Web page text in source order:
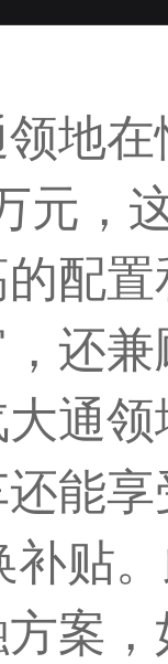
领地
元，
配
还
通
能
补贴
案